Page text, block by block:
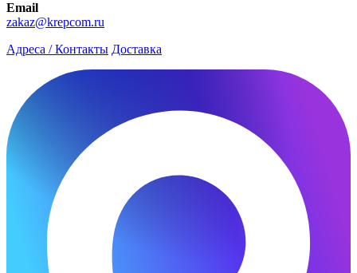
Email
zakaz@krepcom.ru
Адреса / Контакты Доставка